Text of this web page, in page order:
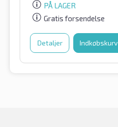
PÅ LAGER
Gratis forsendelse
Detaljer Indkøbskurv